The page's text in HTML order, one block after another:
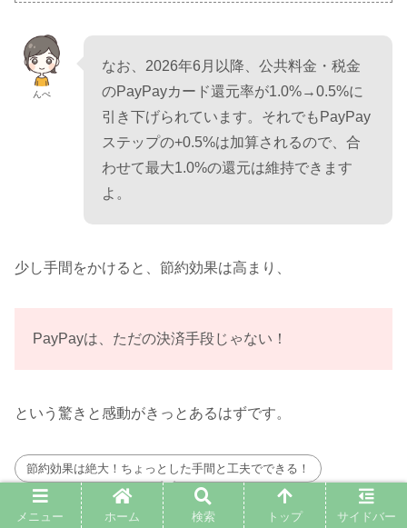
んぺ
なお、2026年6月以降、公共料金・税金
のPayPayカード還元率が1.0%→0.5%に
引き下げられています。それでもPayPay
ステップの+0.5%は加算されるので、合
わせて最大1.0%の還元は維持できます
よ。
少し手間をかけると、節約効果は高まり、
PayPayは、ただの決済手段じゃない！
という驚きと感動がきっとあるはずです。
節約効果は絶大！ちょっとした手間と工夫でできる！
メニュー ホーム 検索 トップ サイドバー